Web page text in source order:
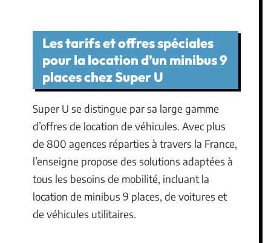
Les tarifs et offres spéciales
pour la location d’un minibus 9
places chez Super U
Super U se distingue par sa large gamme
d’offres de location de véhicules. Avec plus
de 800 agences réparties à travers la France,
l’enseigne propose des solutions adaptées à
tous les besoins de mobilité, incluant la
location de minibus 9 places, de voitures et
de véhicules utilitaires.